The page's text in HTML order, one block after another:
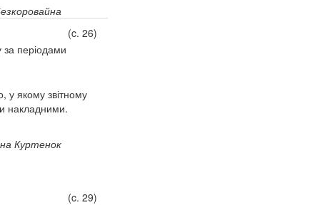
(c. 26)
періодами
у якому звітному
накладними.
Куртенок
(c. 29)